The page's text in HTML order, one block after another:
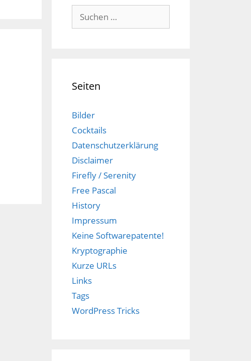
Suchen
nach:
Seiten
Bilder
Cocktails
Datenschutzerklärung
Disclaimer
Firefly / Serenity
Free Pascal
History
Impressum
Keine Softwarepatente!
Kryptographie
Kurze URLs
Links
Tags
WordPress Tricks